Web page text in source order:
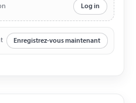
Log in
Enregistrez-vous maintenant